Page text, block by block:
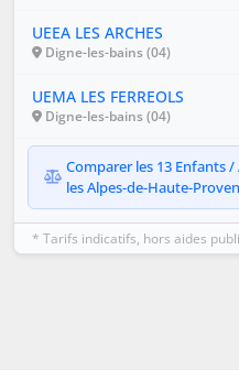
UEEA LES ARCHES
Digne-les-bains (04)
UEMA LES FERREOLS
Digne-les-bains (04)
Comparer les 13 Enfants
les Alpes-de-Haute-
* Tarifs indicatifs, hors aides